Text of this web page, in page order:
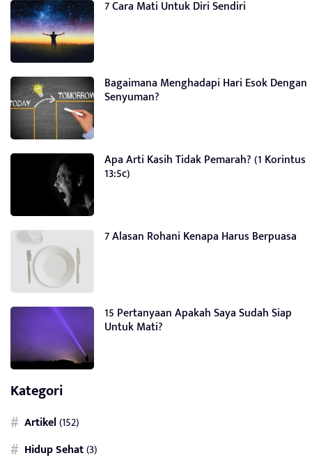
7 Cara Mati Untuk Diri Sendiri
Bagaimana Menghadapi Hari Esok Dengan
Senyuman?
Apa Arti Kasih Tidak Pemarah? (1 Korintus
13:5c)
7 Alasan Rohani Kenapa Harus Berpuasa
15 Pertanyaan Apakah Saya Sudah Siap
Untuk Mati?
Kategori
Artikel(152)
Hidup Sehat(3)